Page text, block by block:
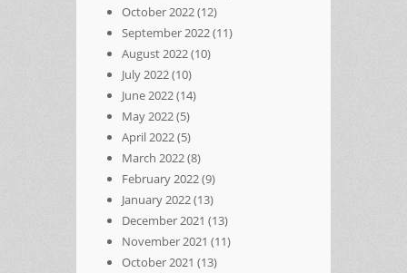
October 2022(12)
September 2022(11)
August 2022(10)
July 2022(10)
June 2022(14)
May 2022(5)
April 2022(5)
March 2022(8)
February 2022(9)
January 2022(13)
December 2021 (13)
November 2021 (11)
October 2021 (13)